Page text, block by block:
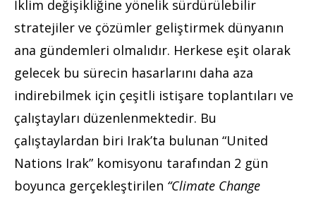
İklim değişikliğine yönelik sürdürülebilir
stratejiler ve çözümler geliştirmek dünyanın
ana gündemleri olmalıdır. Herkese eşit olarak
gelecek bu sürecin hasarlarını daha aza
indirebilmek için çeşitli istişare toplantıları ve
çalıştayları düzenlenmektedir. Bu
çalıştaylardan biri Irak’ta bulunan “United
Nations Irak” komisyonu tarafından 2 gün
boyunca gerçekleştirilen “Climate Change